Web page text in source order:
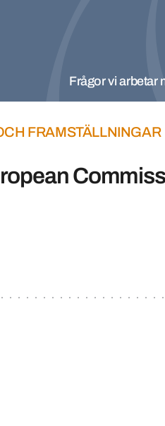
Frågor vi arbetar
FRAMSTÄLLNINGAR